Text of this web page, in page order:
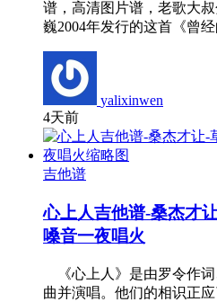
谱，高清图片谱，老歌大
巍2004年发行的这首《曾
yalixinwen
4天前
吉他谱
心上人吉他谱-桑杰才
嗓音一夜唱火
《心上人》是由罗令作
曲并演唱。他们的相识正